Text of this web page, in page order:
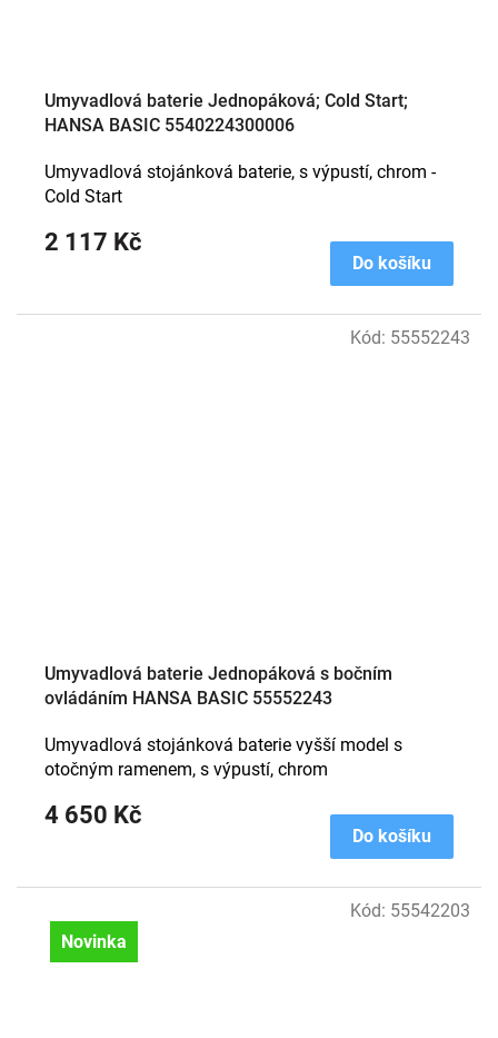
Umyvadlová baterie Jednopáková; Cold Start;
HANSA BASIC 5540224300006
2 117 Kč
Do košíku
Umyvadlová stojánková baterie, s výpustí, chrom -
Cold Start
Umyvadlová baterie Jednopáková s bočním
ovládáním HANSA BASIC 55552243
4 650 Kč
Do košíku
Umyvadlová stojánková baterie vyšší model s
otočným ramenem, s výpustí, chrom
Kód: 55552243
Novinka
Kód: 55542203